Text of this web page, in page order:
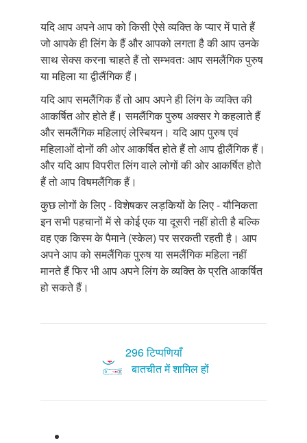
यदि आप अपने आप को किसी ऐसे व्यक्ति के प्यार में पाते हैं
जो आपके ही लिंग के हैं और आपको लगता है की आप उनके
साथ सेक्स करना चाहते हैं तो सम्भवतः आप समलैंगिक पुरुष
या महिला या द्वीलैंगिक हैं।
यदि आप समलैंगिक हैं तो आप अपने ही लिंग के व्यक्ति की
आकर्षित ओर होते हैं। समलैंगिक पुरुष अक्सर गे कहलाते हैं
और समलैंगिक महिलाएं लेस्बियन। यदि आप पुरुष एवं
महिलाओं दोनों की ओर आकर्षित होते हैं तो आप द्वीलैंगिक हैं।
और यदि आप विपरीत लिंग वाले लोगों की ओर आकर्षित होते
हैं तो आप विषमलैंगिक हैं।
कुछ लोगों के लिए - विशेषकर लड़कियों के लिए - यौनिकता
इन सभी पहचानों में से कोई एक या दूसरी नहीं होती है बल्कि
वह एक किस्म के पैमाने (स्केल) पर सरकती रहती है। आप
अपने आप को समलैंगिक पुरुष या समलैंगिक महिला नहीं
मानते हैं फिर भी आप अपने लिंग के व्यक्ति के प्रति आकर्षित
हो सकते हैं।
296 टिप्पणियाँ
बातचीत में शामिल हों